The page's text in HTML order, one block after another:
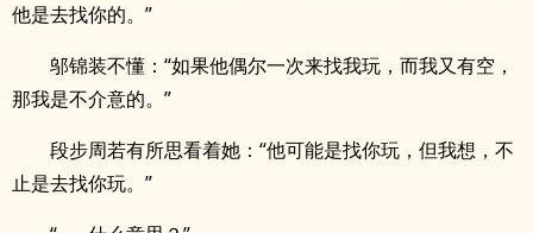
他是去找你的。”
邬锦装不懂：“如果他偶尔一次来找我玩，而我又有空，
那我是不介意的。”
段步周若有所思看着她：“他可能是找你玩，但我想，不
止是去找你玩。”